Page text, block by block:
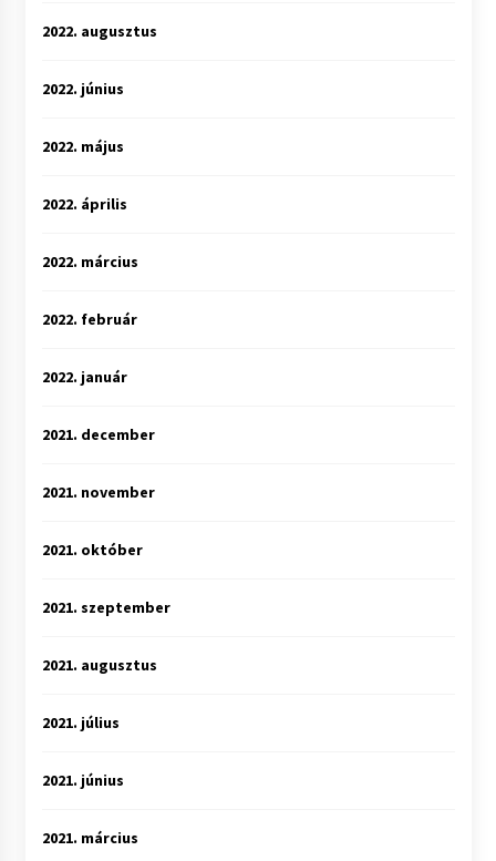
2022. augusztus
2022. június
2022. május
2022. április
2022. március
2022. február
2022. január
2021. december
2021. november
2021. október
2021. szeptember
2021. augusztus
2021. július
2021. június
2021. március